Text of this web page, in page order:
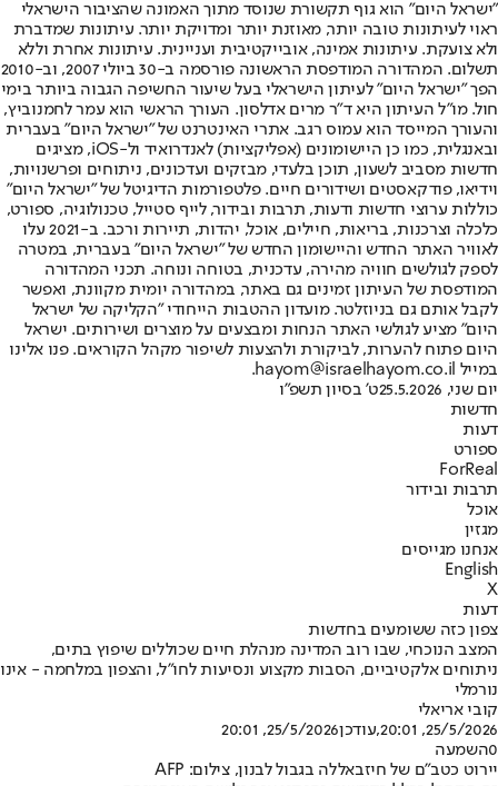
"ישראל היום" הוא גוף תקשורת שנוסד מתוך האמונה שהציבור הישראלי
ראוי לעיתונות טובה יותר, מאוזנת יותר ומדויקת יותר. עיתונות שמדברת
ולא צועקת. עיתונות אמינה, אובייקטיבית ועניינית. עיתונות אחרת וללא
תשלום. המהדורה המודפסת הראשונה פורסמה ב-30 ביולי 2007, וב-2010
הפך "ישראל היום" לעיתון הישראלי בעל שיעור החשיפה הגבוה ביותר בימי
חול. מו"ל העיתון היא ד"ר מרים אדלסון. העורך הראשי הוא עמר לחמנוביץ,
והעורך המייסד הוא עמוס רגב. אתרי האינטרנט של "ישראל היום" בעברית
ובאנגלית, כמו כן היישומונים (אפליקציות) לאנדרואיד ול-iOS, מציגים
חדשות מסביב לשעון, תוכן בלעדי, מבזקים ועדכונים, ניתוחים ופרשנויות,
וידיאו, פודקאסטים ושידורים חיים. פלטפורמות הדיגיטל של "ישראל היום"
כוללות ערוצי חדשות ודעות, תרבות ובידור, לייף סטייל, טכנולוגיה, ספורט,
כלכלה וצרכנות, בריאות, חיילים, אוכל, יהדות, תיירות ורכב. ב-2021 עלו
לאוויר האתר החדש והיישומון החדש של "ישראל היום" בעברית, במטרה
לספק לגולשים חוויה מהירה, עדכנית, בטוחה ונוחה. תכני המהדורה
המודפסת של העיתון זמינים גם באתר, במהדורה יומית מקוונת, ואפשר
לקבל אותם גם בניוזלטר. מועדון ההטבות הייחודי "הקליקה של ישראל
היום" מציע לגולשי האתר הנחות ומבצעים על מוצרים ושירותים. ישראל
היום פתוח להערות, לביקורת ולהצעות לשיפור מקהל הקוראים. פנו אלינו
במייל hayom@israelhayom.co.il.
יום שני, 25.5.2026
ט' בסיון תשפ"ו
חדשות
דעות
ספורט
ForReal
תרבות ובידור
אוכל
מגזין
אנחנו מגייסים
English
X
דעות
צפון כזה ששומעים בחדשות
המצב הנוכחי, שבו רוב המדינה מנהלת חיים שכוללים שיפוץ בתים,
ניתוחים אלקטיביים, הסבות מקצוע ונסיעות לחו"ל, והצפון במלחמה - אינו
נורמלי
קובי אריאלי
25/5/2026, 20:01
,עודכן25/5/2026, 20:01
0השמעה
יירוט כטב"ם של חיזבאללה בגבול לבנון, צילום: AFP